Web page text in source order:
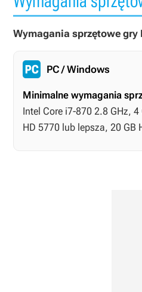
Wymagania sprzętowe gry
PC / Windows
Minimalne wymagania
Intel Core i7-870 2.8 GHz,
HD 5770 lub lepsza, 20 GB